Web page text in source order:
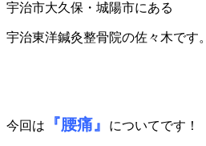
宇治市大久保・城陽市にある
宇治東洋鍼灸整骨院の佐々木です。
今回は 『腰痛』 についてです！